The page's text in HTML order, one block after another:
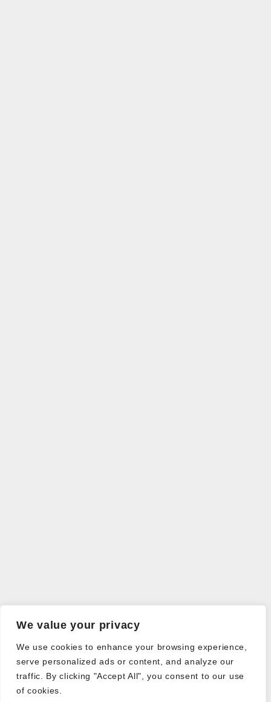
We value your privacy
We use cookies to enhance your browsing experience,
serve personalized ads or content, and analyze our
traffic. By clicking "Accept All", you consent to our use
of cookies.